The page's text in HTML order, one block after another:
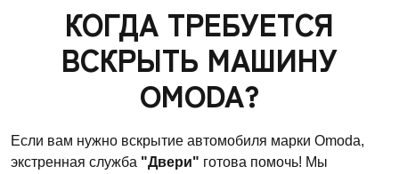
КОГДА ТРЕБУЕТСЯ
ВСКРЫТЬ МАШИНУ
OMODA?
Если вам нужно вскрытие автомобиля марки Omoda,
экстренная служба "Двери" готова помочь! Мы